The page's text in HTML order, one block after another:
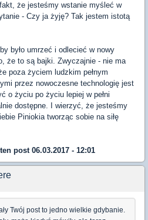
że jesteśmy wstanie myśleć w
- Czy ja żyję? Tak jestem istotą
było umrzeć i odlecieć w nowy
że to są bajki. Zwyczajnie - nie ma
poza życiem ludzkim pełnym
przez nowoczesne technologię jest
o życiu po życiu lepiej w pełni
dostępne. I wierzyć, że jesteśmy
Piniokia tworząc sobie na siłę
post 06.03.2017 - 12:01
Twój post to jedno wielkie gdybanie.